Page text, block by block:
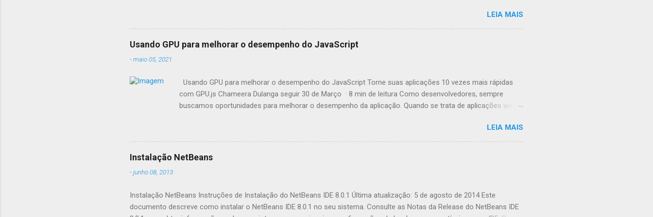
LEIA MAIS
Usando GPU para melhorar o desempenho do JavaScript
-maio 05, 2021
Usando GPU para melhorar o desempenho do JavaScript Torne suas aplicações 10 vezes mais rápidas
com GPU.js Chameera Dulanga seguir 30 de Março · 8 min de leitura Como desenvolvedores, sempre
buscamos oportunidades para melhorar o desempenho da aplicação. Quando se trata de aplicações web,
seus aplicativos web para aumentar o desempenho? Este artigo irá apresentá-lo a uma biblioteca de
aceleração JavaScript chamada GPU.js e mostrar-lhe como melhorar computações complexas. O que é
GPU.js e por que devemos usá-la? Fonte: https://gpu.rocks/#/ Em suma, GPU.js é uma biblioteca de
LEIA MAIS
Instalação NetBeans
-junho 08, 2013
Instalação NetBeans Instruções de Instalação do NetBeans IDE 8.0.1 Última atualização: 5 de agosto de 2014 Este
documento descreve como instalar o NetBeans IDE 8.0.1 no seu sistema. Consulte as Notas da Release do NetBeans IDE